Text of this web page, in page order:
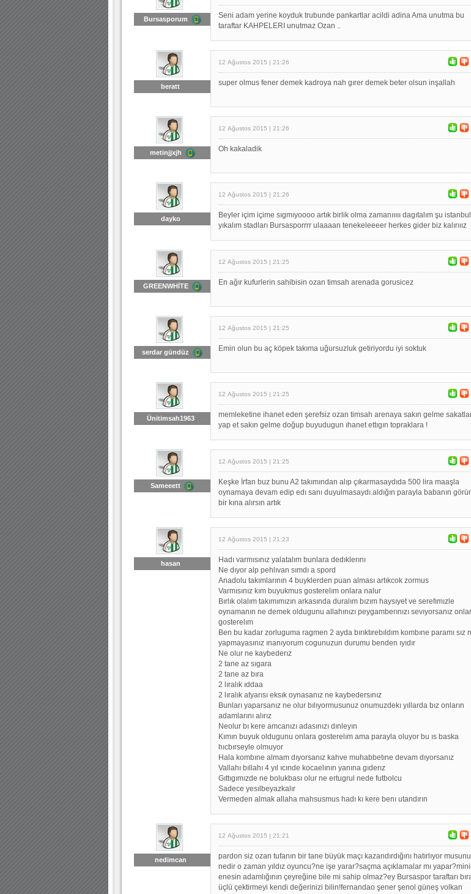
Bursasporum
Seni adam yerine koyduk trubunde pankartlar acildi adina Ama unutma bu
taraftar KAHPELERI unutmaz Ozan ..
beratt
12 Ağustos 2015 | 21:26
super olmus fener demek kadroya nah gırer demek beter olsun inşallah
metinjjxjh
12 Ağustos 2015 | 21:26
Oh kakaladik
dayko
12 Ağustos 2015 | 21:26
Beyler içim içime sıgmıyoooo artık birlik olma zamanııııı dagıtalım şu
yıkalım stadları Bursasporrrr ulaaaan tenekeleeeer herkes gider biz kalırııız
GREENWHİTE
12 Ağustos 2015 | 21:25
En ağır kufurlerin sahibisin ozan timsah arenada gorusicez
serdar gündüz
12 Ağustos 2015 | 21:25
Emin olun bu aç köpek takıma uğursuzluk getiriyordu iyi soktuk
Ünitimsah1963
12 Ağustos 2015 | 21:25
memleketine ihanet eden şerefsiz ozan timsah arenaya sakın gelme
yap et sakın gelme doğup buyudugun ıhanet ettıgın topraklara !
Sameeett
12 Ağustos 2015 | 21:25
Keşke İrfan buz bunu A2 takımından alıp çıkarmasaydıda 500 lira maaşla
oynamaya devam edip edı sanı duyulmasaydı.aldığın parayla babanın
bir kına alırsın artık
hasan
12 Ağustos 2015 | 21:23
Hadı varmısınız yalatalım bunlara dedıklerını
Ne dıyor alp pehlıvan sımdı a spord
Anadolu takımlarının 4 buyklerden puan alması artıkcok zormus
Varmısınız kım buyukmus gosterelım onlara nalur
Bırlık olalım takımımızın arkasında duralım bızım haysıyet ve serefımızle
oynamanın ne demek oldugunu allahınızı peygamberınızı sevıyorsanız
gosterelım
Ben bu kadar zorluguma ragmen 2 ayda bırıktırebıldım kombıne paramı sız
yapmayasınız ınanıyorum cogunuzun durumu benden ıyıdır
Ne olur ne kaybederız
2 tane az sıgara
2 tane az bıra
2 lıralık ıddaa
2 lıralık atyarısı eksık oynasanız ne kaybedersınız
Bunları yaparsanız ne olur bılıyormusunuz onumuzdekı yıllarda bız onların
adamlarını alırız
Neolur bı kere amcanızı adasınızı dınleyın
Kımın buyuk oldugunu onlara gosterelım ama parayla oluyor bu ıs baska
hıcbırseyle olmuyor
Hala kombıne almam dıyorsanız kahve muhabbetıne devam dıyorsanız
Vallahı bıllahı 4 yıl ıcınde kocaelının yanına gıderız
Gıttıgımızde ne bolukbası olur ne ertugrul nede futbolcu
Sadece yesılbeyazkalır
Vermeden almak allaha mahsusmus hadı kı kere benı utandırın
nedimcan
12 Ağustos 2015 | 21:21
pardon siz ozan tufanın bir tane büyük maçı kazandırdığını hatırlıyor
nedir o zaman yıldız oyuncu?ne işe yarar?saçma açıklamalar mı
enesin adamlığının çeyreğine bile mi sahip olmaz?ey Bursaspor taraftarı
üçlü çektirmeyi kendi değerinizi bilin!fernandao şener şenol güneş volkan